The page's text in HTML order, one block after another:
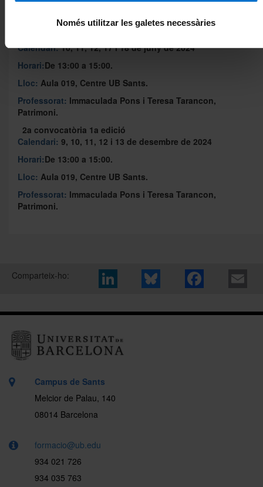
Només utilitzar les galetes necessàries
Patrimoni.
Calendari:10, 11, 12, 17 i 18 de juny de 2024
Horari:De 13:00 a 15:00.
Lloc: Aula 019, Centre UB Sants.
Professorat: Immaculada Pons i Teresa Tarancon,
Patrimoni.
2a convocatòria 1a edició
Calendari: 9, 10, 11, 12 i 13 de desembre de 2024
Horari:De 13:00 a 15:00.
Lloc: Aula 019, Centre UB Sants.
Professorat: Immaculada Pons i Teresa Tarancon,
Patrimoni.
Comparteix-ho:
Campus de Sants
Melcior de Palau, 140
08014 Barcelona
formacio@ub.edu
934 021 726
934 035 763